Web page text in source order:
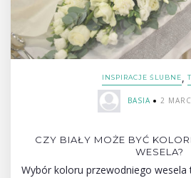
INSPIRACJE ŚLUBNE,
BASIA 2
CZY BIAŁY MOŻE BYĆ
WESELA?
Wybór koloru przewodniego